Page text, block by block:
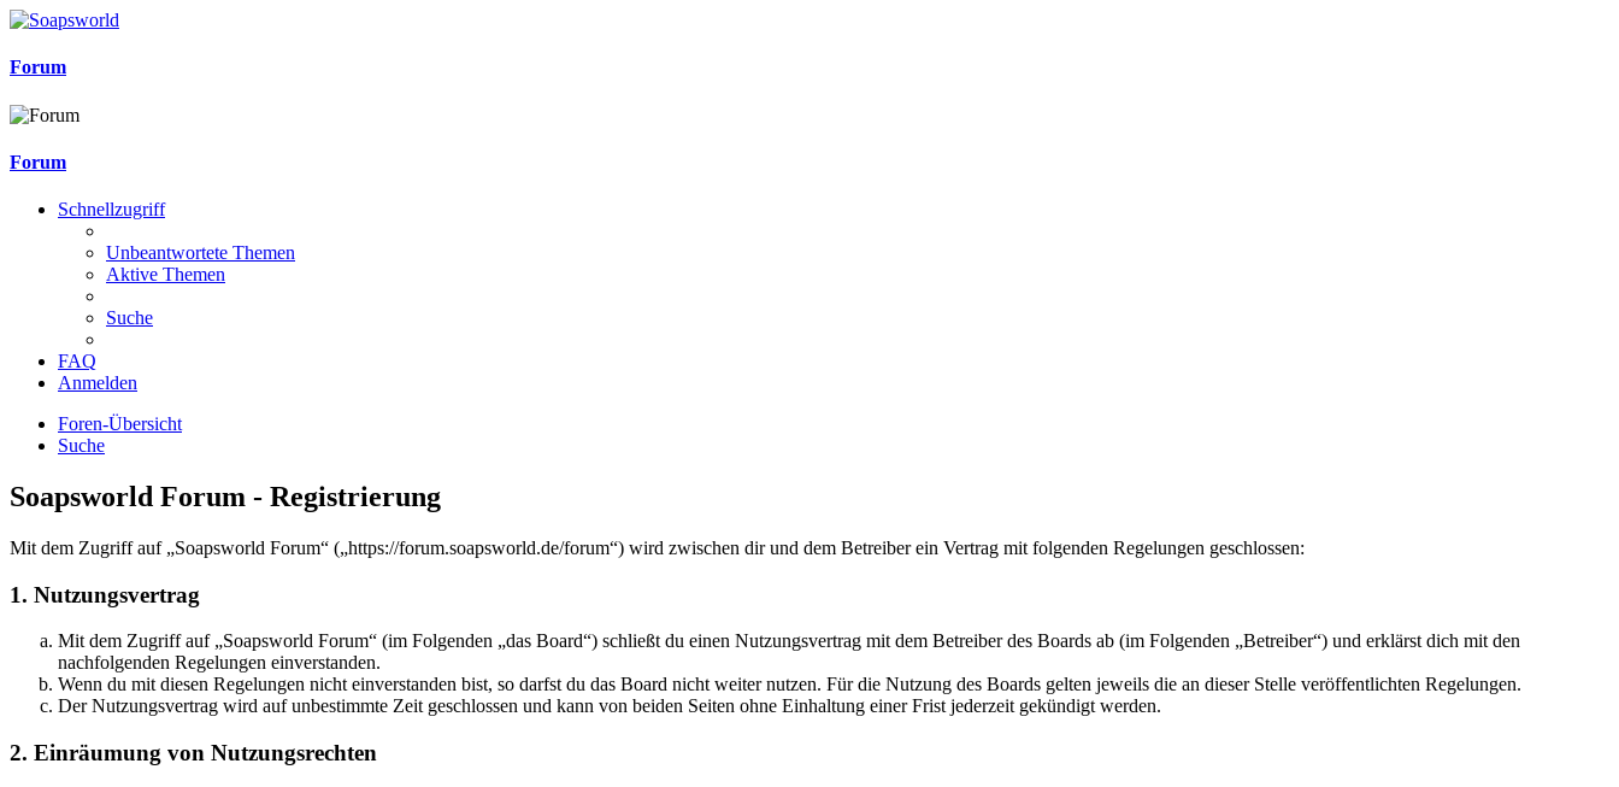
Forum
Forum
Schnellzugriff
Unbeantwortete Themen
Aktive Themen
Suche
FAQ
Anmelden
Foren-Übersicht
Suche
Soapsworld Forum - Registrierung
Mit dem Zugriff auf „Soapsworld Forum“ („https://forum.soapsworld.de/forum“) wird zwischen dir und dem Betreiber ein Vertrag mit folgenden Regelungen geschlossen:
1. Nutzungsvertrag
Mit dem Zugriff auf „Soapsworld Forum“ (im Folgenden „das Board“) schließt du einen Nutzungsvertrag mit dem Betreiber des Boards ab (im Folgenden „Betreiber“) und erklärst dich mit den
nachfolgenden Regelungen einverstanden.
Wenn du mit diesen Regelungen nicht einverstanden bist, so darfst du das Board nicht weiter nutzen. Für die Nutzung des Boards gelten jeweils die an dieser Stelle veröffentlichten Regelungen.
Der Nutzungsvertrag wird auf unbestimmte Zeit geschlossen und kann von beiden Seiten ohne Einhaltung einer Frist jederzeit gekündigt werden.
2. Einräumung von Nutzungsrechten